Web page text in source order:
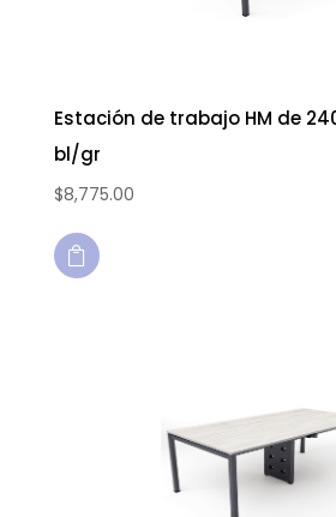
Estación de trabajo HM de
bl/gr
$8,775.00
